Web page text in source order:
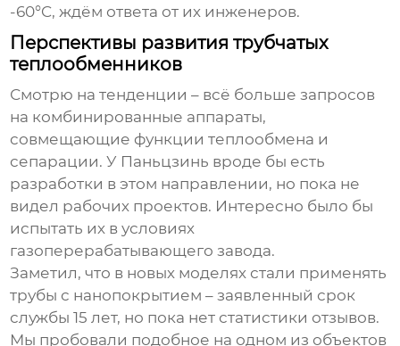
-60°C, ждём ответа от их инженеров.
Перспективы развития трубчатых
теплообменников
Смотрю на тенденции – всё больше запросов
на комбинированные аппараты,
совмещающие функции теплообмена и
сепарации. У Паньцзинь вроде бы есть
разработки в этом направлении, но пока не
видел рабочих проектов. Интересно было бы
испытать их в условиях
газоперерабатывающего завода.
Заметил, что в новых моделях стали применять
трубы с нанопокрытием – заявленный срок
службы 15 лет, но пока нет статистики отзывов.
Мы пробовали подобное на одном из объектов